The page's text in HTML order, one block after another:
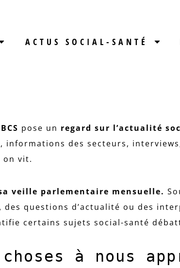
ACTUS SOCIAL-SANTÉ
pose un regard sur l’actualité
informations des secteurs,
on vit.
veille parlementaire mensuelle.
questions d’actualité ou des
certains sujets social-santé
à nous